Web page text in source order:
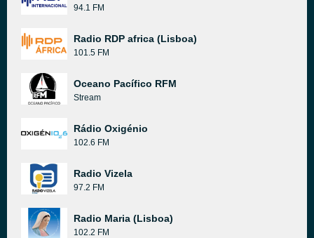
94.1 FM
Radio RDP africa (Lisboa)
101.5 FM
Oceano Pacífico RFM
Stream
Rádio Oxigénio
102.6 FM
Radio Vizela
97.2 FM
Radio Maria (Lisboa)
102.2 FM